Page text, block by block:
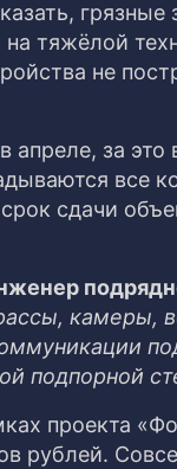
тяжёлой
не
апреле, за
все
сдачи
камеры,
подпорной
проекта
рублей.